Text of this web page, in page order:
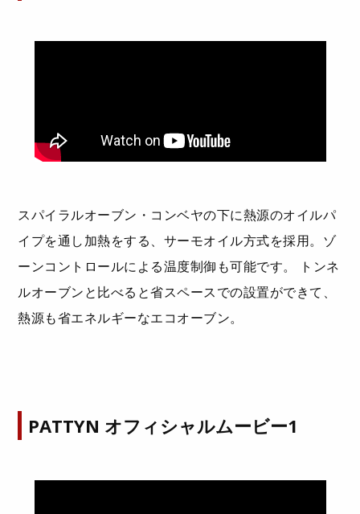
スパイラルオーブン・コンベヤの下に熱源のオイルパ
イプを通し加熱をする、サーモオイル方式を採用。ゾ
ーンコントロールによる温度制御も可能です。 トンネ
ルオーブンと比べると省スペースでの設置ができて、
熱源も省エネルギーなエコオーブン。
PATTYN オフィシャルムービー1